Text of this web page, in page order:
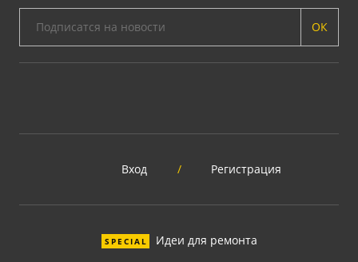
ОК
Вход / Регистрация
SPECIAL Идеи для ремонта